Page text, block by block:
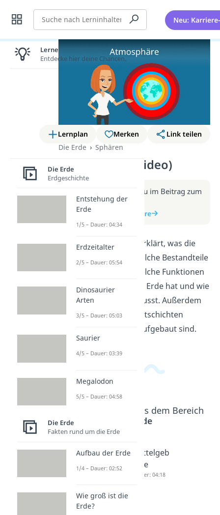
Suche Neu:
Lernplan Merken
Link teilen
Die Erde
Sphären
Atmosphäre (Video)
Weitere Infos erhältst du im Beitrag zum
Video
zum Beitrag: Atmosphäre
In diesem Video wird erklärt, was die
Atmosphäre ist und welche Bestandteile
sie hat. Du erfährst, welche Funktionen
die Atmosphäre für die Erde hat und wie
sie unser Klima beeinflusst. Außerdem
erfährst du, wie die Luftschichten
unserer Atmosphäre aufgebaut sind.
Beliebte Inhalte aus dem Bereich
Die Erde
LithosphäAnden
Mittelgeb
irge
Dauer: 04:18
Lernen lohnt sich!
Entdecke hier deine Chancen.
Die Erde
Erdgeschichte
Entstehung der
Erde
1/5 – Dauer: 04:34
Erdzeitalter
2/5 – Dauer: 05:54
Dinosaurier
Arten
3/5 – Dauer: 05:03
Saurier
4/5 – Dauer: 03:39
Megalodon
5/5 – Dauer: 04:58
Die Erde
Fakten rund um die Erde
Aufbau der Erde
1/4 – Dauer: 02:52
Wie groß ist die
Erde?